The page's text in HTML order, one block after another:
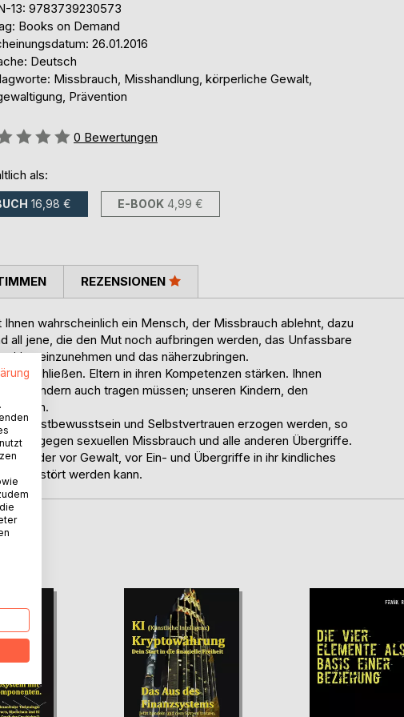
13: 9783739230573
Books on Demand
26.01.2016
Deutsch
Missbrauch, Misshandlung, körperliche Gewalt,
Prävention
0 Bewertungen
als:
16,98 € E-BOOK 4,99 €
wahrscheinlich ein Mensch, der Missbrauch ablehnt, dazu
all jene, die den Mut noch aufbringen werden, das Unfassbare
einzunehmen und das näherzubringen.
schließen. Eltern in ihren Kompetenzen stärken. Ihnen
sondern auch tragen müssen; unseren Kindern, den
Selbstbewusstsein und Selbstvertrauen erzogen werden, so
gegen sexuellen Missbrauch und alle anderen Übergriffe.
Kinder vor Gewalt, vor Ein- und Übergriffe in ihr kindliches
zerstört werden kann.
REZENSIONEN